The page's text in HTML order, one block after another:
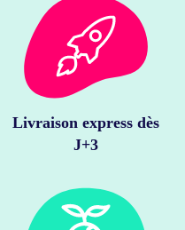
Livraison express dès
J+3